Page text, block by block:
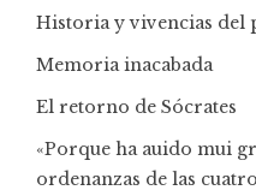
Historia y vivencias del
Memoria inacabada
El retorno de Sócrates
«Porque ha auido mui
ordenanzas de las